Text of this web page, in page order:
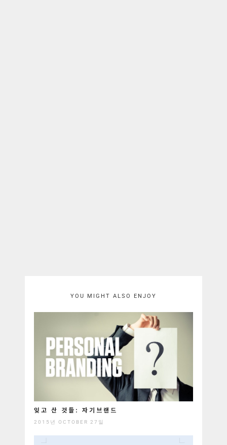
YOU MIGHT ALSO ENJOY
잊고 산 것들: 자기브랜드
2015년 OCTOBER 27일